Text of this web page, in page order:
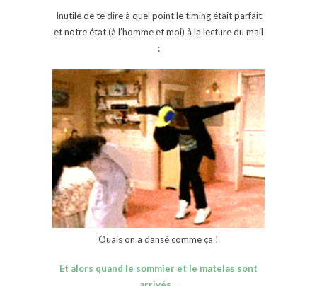
Inutile de te dire à quel point le timing était parfait
et notre état (à l’homme et moi) à la lecture du mail
:
Ouais on a dansé comme ça !
Et alors quand le sommier et le matelas sont